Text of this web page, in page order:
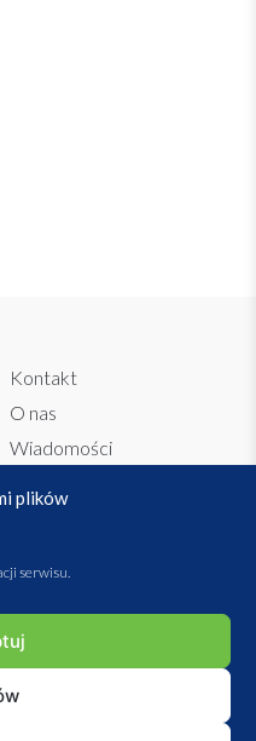
plików
serwisu.
Kontakt
O nas
Wiadomości
Regulamin
osobowych
Statut stowarzyszenia
Sprawozdania